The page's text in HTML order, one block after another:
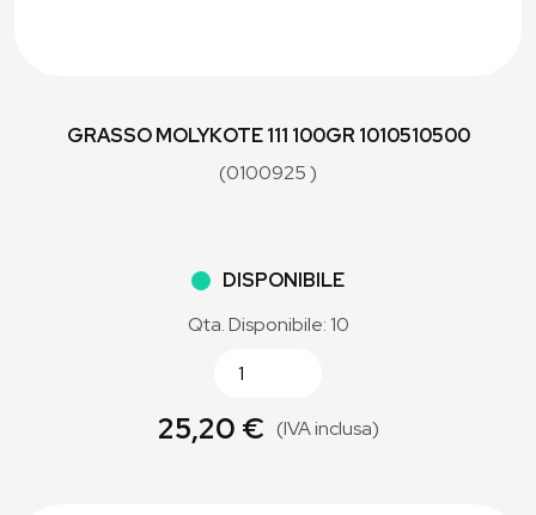
GRASSO MOLYKOTE 111 100GR 1010510500
(0100925 )
DISPONIBILE
Qta. Disponibile: 10
25,20 € (IVA inclusa)